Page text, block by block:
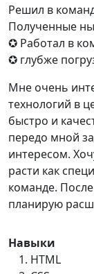
Решил в
Полученные
✪ Работал в
✪ глубже
Мне очень
технологий в
быстро и
передо мной
интересом.
расти как
команде.
планирую
Навыки
HTML